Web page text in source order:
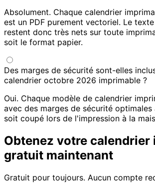
Absolument. Chaque calendrier
est un PDF purement vectoriel. Le
restent donc très nets sur toute
soit le format papier.
Des marges de sécurité sont-elles
calendrier octobre 2026 imprimable ?
Oui. Chaque modèle de calendrier
avec des marges de sécurité optimales
soit coupé lors de l'impression à la
Obtenez votre calendrier
gratuit maintenant
Gratuit pour toujours. Aucun compte